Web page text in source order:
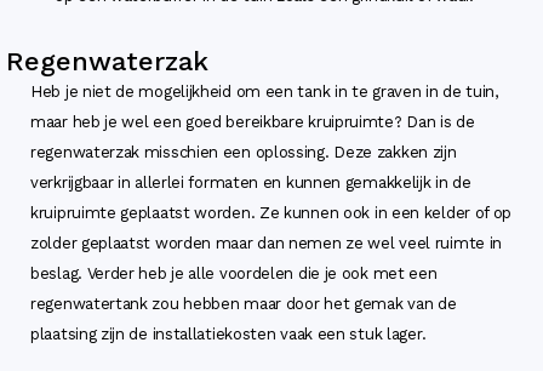
Regenwaterzak
Heb je niet de mogelijkheid om een tank in te graven in de tuin,
maar heb je wel een goed bereikbare kruipruimte? Dan is de
regenwaterzak misschien een oplossing. Deze zakken zijn
verkrijgbaar in allerlei formaten en kunnen gemakkelijk in de
kruipruimte geplaatst worden. Ze kunnen ook in een kelder of op
zolder geplaatst worden maar dan nemen ze wel veel ruimte in
beslag. Verder heb je alle voordelen die je ook met een
regenwatertank zou hebben maar door het gemak van de
plaatsing zijn de installatiekosten vaak een stuk lager.